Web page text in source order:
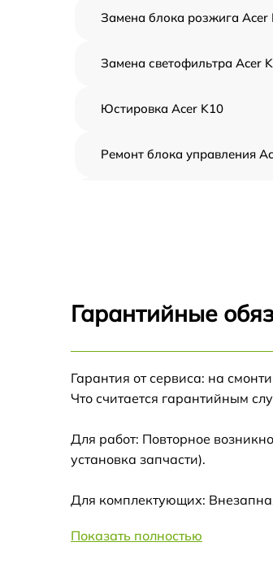
Замена блока розжига Acer
Замена светофильтра Acer
Юстировка Acer K10
Ремонт блока управления
Замена линзы Acer K10
Гарантийные
Гарантия от сервиса: на
Что считается гарантийным
Для работ: Повторное
установка запчасти).
Для комплектующих:
Показать полностью